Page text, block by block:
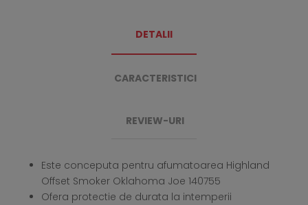
DETALII
CARACTERISTICI
REVIEW-URI
Este conceputa pentru afumatoarea Highland
Offset Smoker Oklahoma Joe 140755
Ofera protectie de durata la intemperii